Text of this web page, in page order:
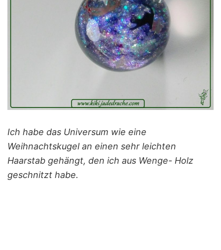
Ich habe das Universum wie eine
Weihnachtskugel an einen sehr leichten
Haarstab gehängt, den ich aus Wenge- Holz
geschnitzt habe.